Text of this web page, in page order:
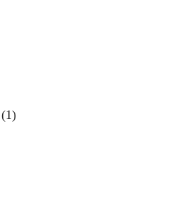
(1)